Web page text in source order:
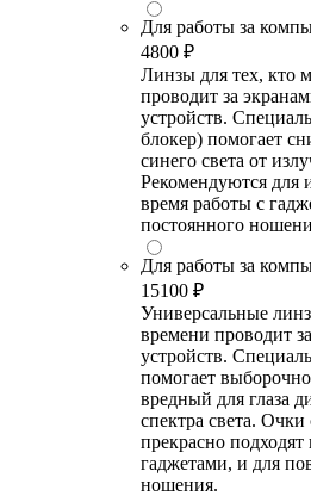
Для работы за
4800 ₽
Линзы для тех, кто
проводит за
устройств.
блокер) помогает
синего света от
Рекомендуются для
время работы с
постоянного
Для работы за
15100 ₽
Универсальные
времени проводит
устройств.
помогает
вредный для глаза
спектра света.
прекрасно
гаджетами, и для
ношения.